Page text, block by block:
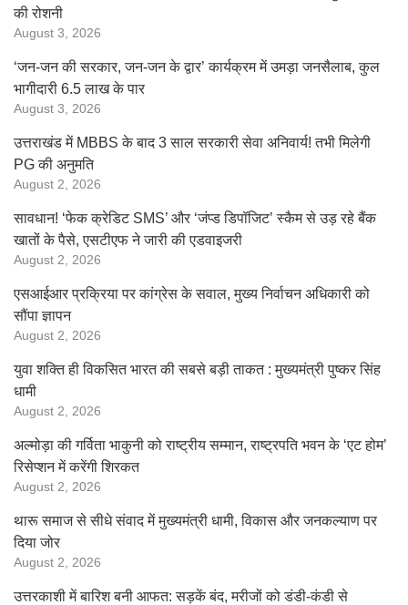
की रोशनी
August 3, 2026
‘जन-जन की सरकार, जन-जन के द्वार’ कार्यक्रम में उमड़ा जनसैलाब, कुल
भागीदारी 6.5 लाख के पार
August 3, 2026
उत्तराखंड में MBBS के बाद 3 साल सरकारी सेवा अनिवार्य! तभी मिलेगी
PG की अनुमति
August 2, 2026
सावधान! ‘फेक क्रेडिट SMS’ और ‘जंप्ड डिपॉजिट’ स्कैम से उड़ रहे बैंक
खातों के पैसे, एसटीएफ ने जारी की एडवाइजरी
August 2, 2026
एसआईआर प्रक्रिया पर कांग्रेस के सवाल, मुख्य निर्वाचन अधिकारी को
सौंपा ज्ञापन
August 2, 2026
युवा शक्ति ही विकसित भारत की सबसे बड़ी ताकत : मुख्यमंत्री पुष्कर सिंह
धामी
August 2, 2026
अल्मोड़ा की गर्विता भाकुनी को राष्ट्रीय सम्मान, राष्ट्रपति भवन के ‘एट होम’
रिसेप्शन में करेंगी शिरकत
August 2, 2026
थारू समाज से सीधे संवाद में मुख्यमंत्री धामी, विकास और जनकल्याण पर
दिया जोर
August 2, 2026
उत्तरकाशी में बारिश बनी आफत: सड़कें बंद, मरीजों को डंडी-कंडी से